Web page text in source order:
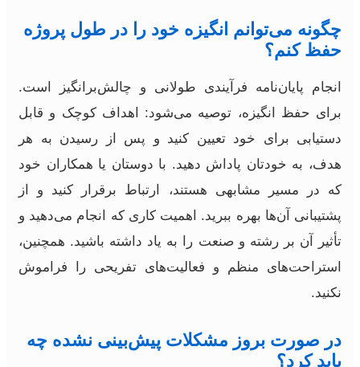
چگونه می‌توانم انگیزه خود را در طول پروژه
حفظ کنم؟
انجام پایان‌نامه فرآیندی طولانی و چالش‌برانگیز است.
برای حفظ انگیزه، توصیه می‌شود: اهداف کوچک و قابل
دستیابی برای خود تعیین کنید و پس از رسیدن به هر
هدف، به خودتان پاداش دهید. با دوستان یا همکاران خود
که در مسیر مشابهی هستند، ارتباط برقرار کنید و از
پشتیبانی آن‌ها بهره ببرید. اهمیت کاری که انجام می‌دهید و
تأثیر آن بر رشته و صنعت را به یاد داشته باشید. همچنین،
استراحت‌های منظم و فعالیت‌های تفریحی را فراموش
نکنید.
در صورت بروز مشکلات پیش‌بینی نشده چه
باید کرد؟